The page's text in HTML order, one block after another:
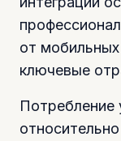
от
ключевые
Потребление